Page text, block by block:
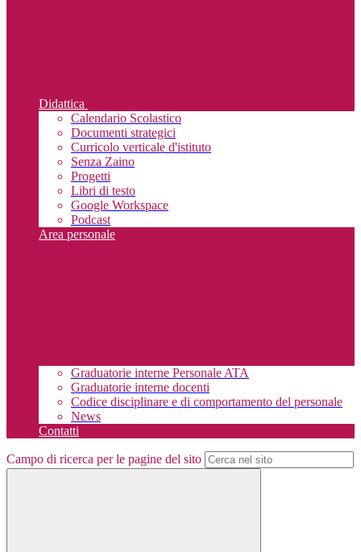
Didattica
Calendario Scolastico
Documenti strategici
Curricolo verticale d'istituto
Senza Zaino
Progetti
Libri di testo
Google Workspace
Podcast
Area personale
Graduatorie interne Personale ATA
Graduatorie interne docenti
Codice disciplinare e di comportamento del personale
News
Contatti
Campo di ricerca per le pagine del sito